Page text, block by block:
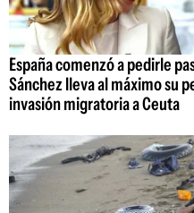
España comenzó a pedirle
Sánchez lleva al máximo su
invasión migratoria a Ceuta